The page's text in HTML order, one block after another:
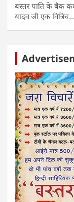
बस्तर पाति के बैक
यादव जी एक वित्रिच…